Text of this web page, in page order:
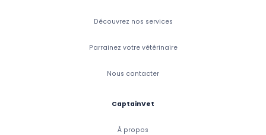
Découvrez nos services
Parrainez votre vétérinaire
Nous contacter
CaptainVet
À propos